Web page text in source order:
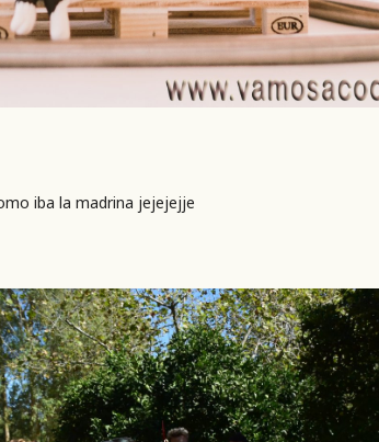
iba la madrina jejejejje